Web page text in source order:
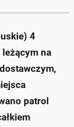
4
leżącym na
patrol